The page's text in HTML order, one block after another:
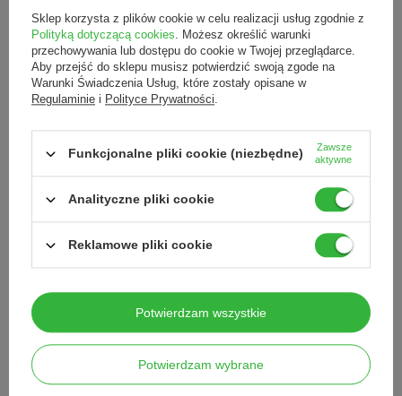
PODOPHARM PODOFLEX® maść
regenerująco-kojąca z tłuszczem z
65,00 zł szt.
Arkada`s nawilżający peeling
cukrowy z ekstraktem z nagietka
89,00 zł
Microdacyn hydrożel preparat do
odkażania ran ostrych i
Pilnik do stóp, pastelowy beż
peclavus®, 20 cm
Sklep korzysta z plików cookie w celu realizacji usług zgodnie z
Polityką dotyczącą cookies. Możesz określić warunki
przechowywania lub dostępu do cookie w Twojej przeglądarce.
Aby przejść do sklepu musisz potwierdzić swoją zgode na
Warunki Świadczenia Usług, które zostały opisane w
Regulaminie i Polityce Prywatności.
Funkcjonalne pliki cookie (niezbędne)
Zawsze
aktywne
Analityczne pliki cookie
Reklamowe pliki cookie
Potwierdzam wybrane
Potwierdzam wszystkie